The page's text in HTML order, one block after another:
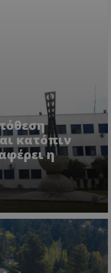
κατόπιν
η